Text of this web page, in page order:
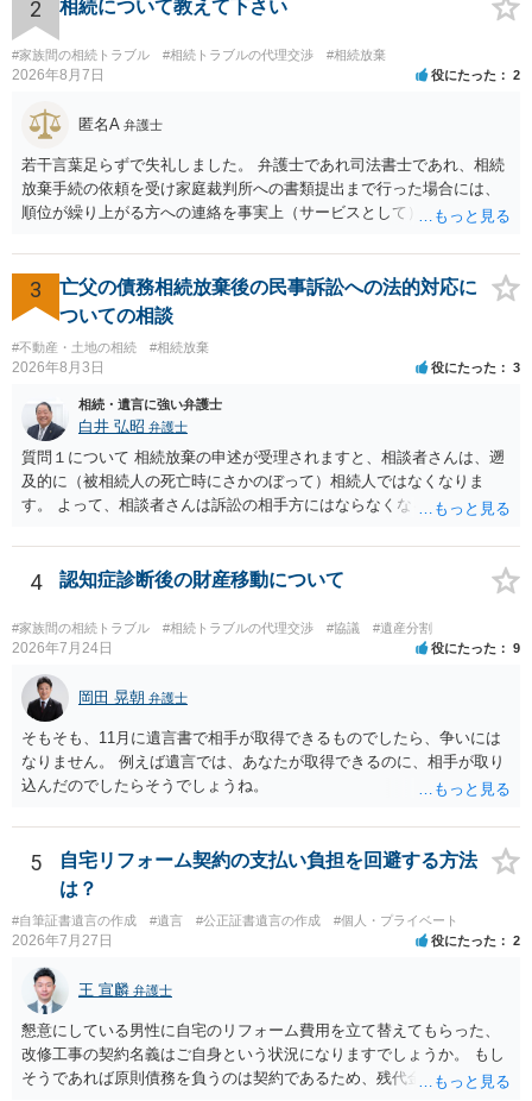
いておいてください。 話を元に戻して、弁護士に対する手数料です
が、旦那様の収入や財産にもよりますが、法テラスに御連絡なさって
弁護士との相談を予約して受任してもらうのが一番安上がりでしょ
らい（希望者が多く予約できてもしばらく先になる）ようですので、
比較的短い熟慮期間のことを考えると、来週早々すぐにでも御連絡す
る方が良いでしょう。 もし法テラスが御利用になれない、あるいは時
間がない等であれば、相続を取扱分野としている弁護士を適宜探し
（WEB等で）、問い合わせてみることです。相続を扱う弁護士でも相
見積もりをとって）、一番安いところでやってもらうことに決めれ
ば、キューちゃんママさんの御希望をかなえることができるのではな
は思います。その場合、かかるのは戸籍等の取得費用と印紙代だけと
を確認し、印紙と共に家庭裁判所に提出して相続放棄申述受理通知書
を待つという流れになります。
2 相続について教えて下さい
#家族間の相続トラブル #相続トラブルの代理交渉 #相続放棄
2026年8月7日 役にたった 2
匿名A 弁護士
若干言葉足らずで失礼しました。 弁護士であれ司法書士であれ、相続
放棄手続の依頼を受け家庭裁判所への書類提出まで行った場合には、
順位が繰り上がる方への連絡を事実上（サービスとして）行うことは
できない、という意味でした。
3
亡父の債務相続放棄後の民事訴訟への法的対応に
ついての相談
#不動産・土地の相続 #相続放棄
2026年8月3日 役にたった 3
相続・遺言に強い弁護士
白井 弘昭 弁護士
質問１について 相続放棄の申述が受理されますと、相談者さんは、遡
及的に（被相続人の死亡時にさかのぼって）相続人ではなくなりま
す。 よって、相談者さんは訴訟の相手方にはならなくなるので（明け
理証明を家庭裁判所で取得し、コピーを答弁書に添えて裁判所に提出
してください。 質問２について 請求棄却を求める答弁書を提出すれ
ば、第１回期日は出席する必要がありません。その日は差支え（用事
があり出席できない）との記載で十分です。 質問３について 弁護士で
はないので、ｍｉｎｔｓでの提出の必要は無いと思います。郵送（期
限までに届けばよい）で十分です。 詳細は、書面記載の裁判所書記官
にお問い合わせください。 以上、ご参考まで。
4 認知症診断後の財産移動について
#家族間の相続トラブル #相続トラブルの代理交渉 #協議 #遺産分割
2026年7月24日 役にたった 9
岡田 晃朝 弁護士
そもそも、11月に遺言書で相手が取得できるものでしたら、争いには
なりません。 例えば遺言では、あなたが取得できるのに、相手が取り
込んだのでしたらそうでしょうね。
5
自宅リフォーム契約の支払い負担を回避する方法
は？
#自筆証書遺言の作成 #遺言 #公正証書遺言の作成 #個人・プライベート
2026年7月27日 役にたった 2
王 宣麟 弁護士
懇意にしている男性に自宅のリフォーム費用を立て替えてもらった、
改修工事の契約名義はご自身という状況になりますでしょうか。 もし
そうであれば原則債務を負うのは契約であるため、残代金を捻出して